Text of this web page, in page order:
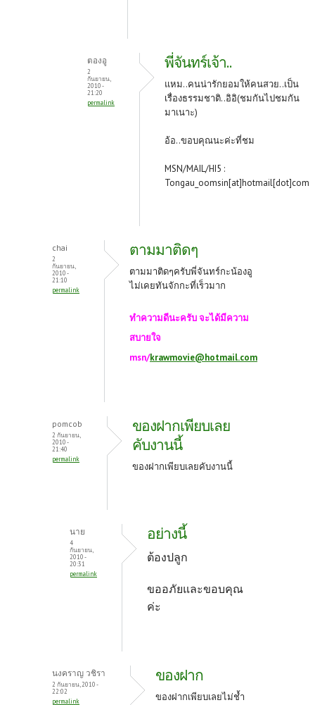
ตองอู
2
กันยายน,
2010 -
21:20
permalink
พี่จันทร์เจ้า..
แหม..คนน่ารักยอมให้คนสวย..เป็น
เรื่องธรรมชาติ..อิอิ(ชมกันไปชมกัน
มาเนาะ)
อ้อ..ขอบคุณนะค่ะที่ชม
MSN/MAIL/HI5 :
Tongau_oomsin[at]hotmail[dot]com
chai
2
กันยายน,
2010 -
21:10
permalink
ตามมาติดๆ
ตามมาติดๆครับพี่จันทร์กะน้องอู
ไม่เคยทันจักกะที่เร็วมาก
ทำความดีนะครับ จะได้มีความ
สบายใจ
msn/krawmovie@hotmail.com
pomcob
2 กันยายน,
2010 -
21:40
permalink
ของฝากเพียบเลย
คับงานนี้
ของฝากเพียบเลยคับงานนี้
นาย
4
กันยายน,
2010 -
20:31
permalink
อย่างนี้
ต้องปลูก
ขออภัยและขอบคุณ
ค่ะ
นงคราญ วชิรา
2 กันยายน, 2010 -
22:02
permalink
ของฝาก
ของฝากเพียบเลยไม่ช้ำ